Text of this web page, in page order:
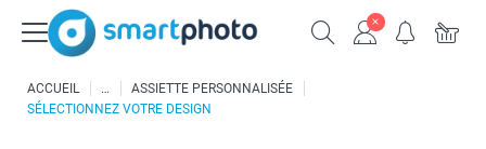
ACCUEIL
ASSIETTE PERSONNALISÉE
SÉLECTIONNEZ VOTRE DESIGN